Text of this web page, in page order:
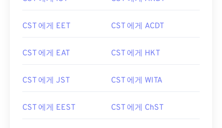
CST 에게 EET CST 에게 ACDT
CST 에게 EAT CST 에게 HKT
CST 에게 JST CST 에게 WITA
CST 에게 EEST CST 에게 ChST